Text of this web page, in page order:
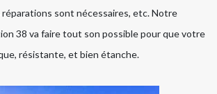
sont nécessaires, etc. Notre
38 va faire tout son possible pour que votre
résistante, et bien étanche.